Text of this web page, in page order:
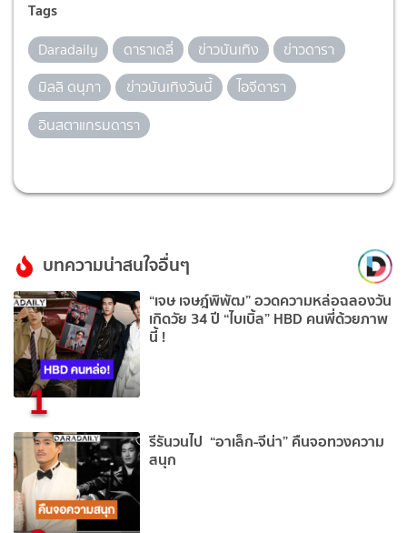
Tags
Daradaily ดาราเดลี่ ข่าวบันเทิง
ข่าวดารา
มิลลิ ดนุภา
ข่าวบันเทิงวันนี้
ไอจีดารา
อินสตาแกรมดารา
บทความน่าสนใจอื่นๆ
1
“เจษ เจษฎ์พิพัฒ” อวดความหล่อฉลองวัน
เกิดวัย 34 ปี “ไบเบิ้ล” HBD คนพี่ด้วยภาพ
นี้ !
รีรันวนไป “อาเล็ก-จีน่า” คืนจอทวงความ
สนุก